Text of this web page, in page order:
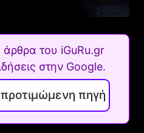
άρθρα του iGuRu.gr
στην Google.
πηγή